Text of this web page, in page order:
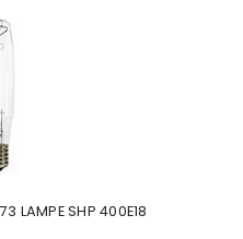
LAMPE SHP 400E18